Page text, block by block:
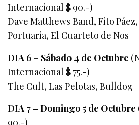
Internacional $ 90.-)
Dave Matthews Band, Fito
Portuaria, El Cuarteto de Nos
DIA 6 – Sábado 4 de Octubre
Internacional $ 75.-)
The Cult, Las Pelotas, Bulldog
DIA 7 – Domingo 5 de Octubre
90.-)